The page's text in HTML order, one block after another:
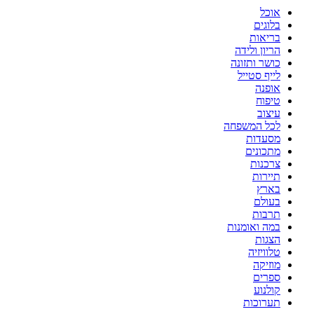
אוכל
בלוגים
בריאות
הריון ולידה
כושר ותזונה
לייף סטייל
אופנה
טיפוח
עיצוב
לכל המשפחה
מסעדות
מתכונים
צרכנות
תיירות
בארץ
בעולם
תרבות
במה ואומנות
הצגות
טלוויזיה
מוזיקה
ספרים
קולנוע
תערוכות